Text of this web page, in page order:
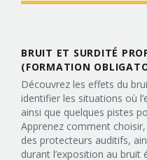
BRUIT ET SURDITÉ
(FORMATION
Découvrez les effets du
identifier les situations où
ainsi que quelques pistes
Apprenez comment
des protecteurs auditifs,
durant l’exposition au bruit